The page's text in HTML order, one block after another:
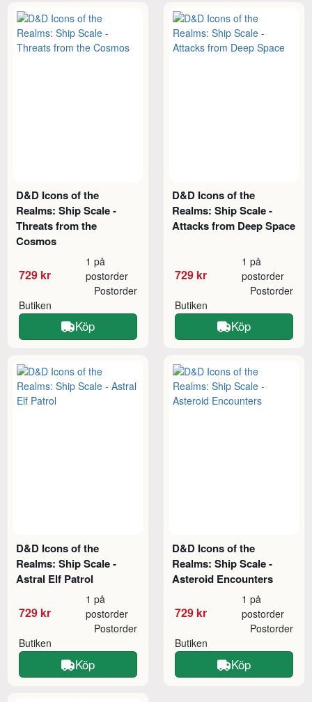
D&D Icons of the
Realms: Ship Scale -
Threats from the
Cosmos
729 kr
1 på
postorder
Butiken
Postorder
Köp
D&D Icons of the
Realms: Ship Scale -
Attacks from Deep Space
729 kr
1 på
postorder
Butiken
Postorder
Köp
D&D Icons of the
Realms: Ship Scale -
Astral Elf Patrol
729 kr
1 på
postorder
Butiken
Postorder
Köp
D&D Icons of the
Realms: Ship Scale -
Asteroid Encounters
729 kr
1 på
postorder
Butiken
Postorder
Köp